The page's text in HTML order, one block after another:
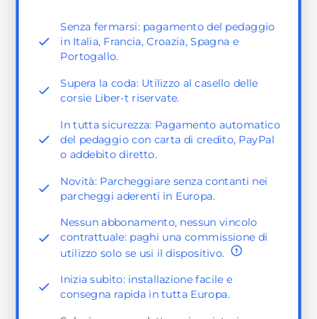
Senza fermarsi: pagamento del pedaggio
in Italia, Francia, Croazia, Spagna e
Portogallo.
Supera la coda: Utilizzo al casello delle
corsie Liber-t riservate.
In tutta sicurezza: Pagamento automatico
del pedaggio con carta di credito, PayPal
o addebito diretto.
Novità: Parcheggiare senza contanti nei
parcheggi aderenti in Europa.
Nessun abbonamento, nessun vincolo
contrattuale: paghi una commissione di
utilizzo solo se usi il dispositivo.
Inizia subito: installazione facile e
consegna rapida in tutta Europa.